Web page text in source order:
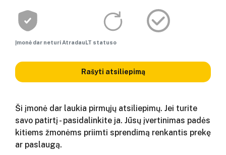
Įmonė dar neturi AtradauLT statuso
Rašyti atsiliepimą
Ši įmonė dar laukia pirmųjų atsiliepimų. Jei turite
savo patirtį - pasidalinkite ja. Jūsų įvertinimas padės
kitiems žmonėms priimti sprendimą renkantis prekę
ar paslaugą.